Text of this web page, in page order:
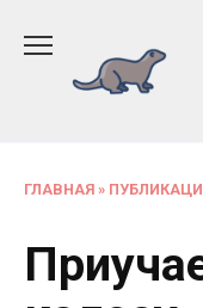
содержанию
ГЛАВНАЯ »